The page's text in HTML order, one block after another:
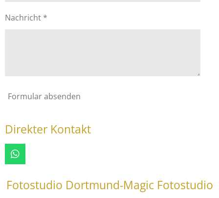
Nachricht *
Formular absenden
Direkter Kontakt
W
h
t
Fotostudio Dortmund-Magic Fotostudio